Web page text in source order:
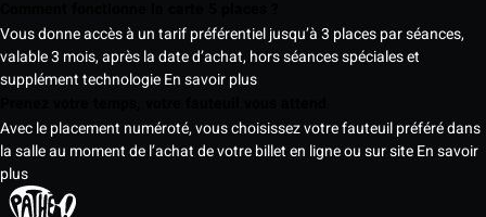
Vous donne accès à un tarif préférentiel jusqu’à 3 places par séances,
valable 3 mois, après la date d’achat, hors séances spéciales et
supplément technologieEn savoir plus
Avec le placement numéroté, vous choisissez votre fauteuil préféré dans
la salle au moment de l’achat de votre billet en ligne ou sur siteEn savoir
plus